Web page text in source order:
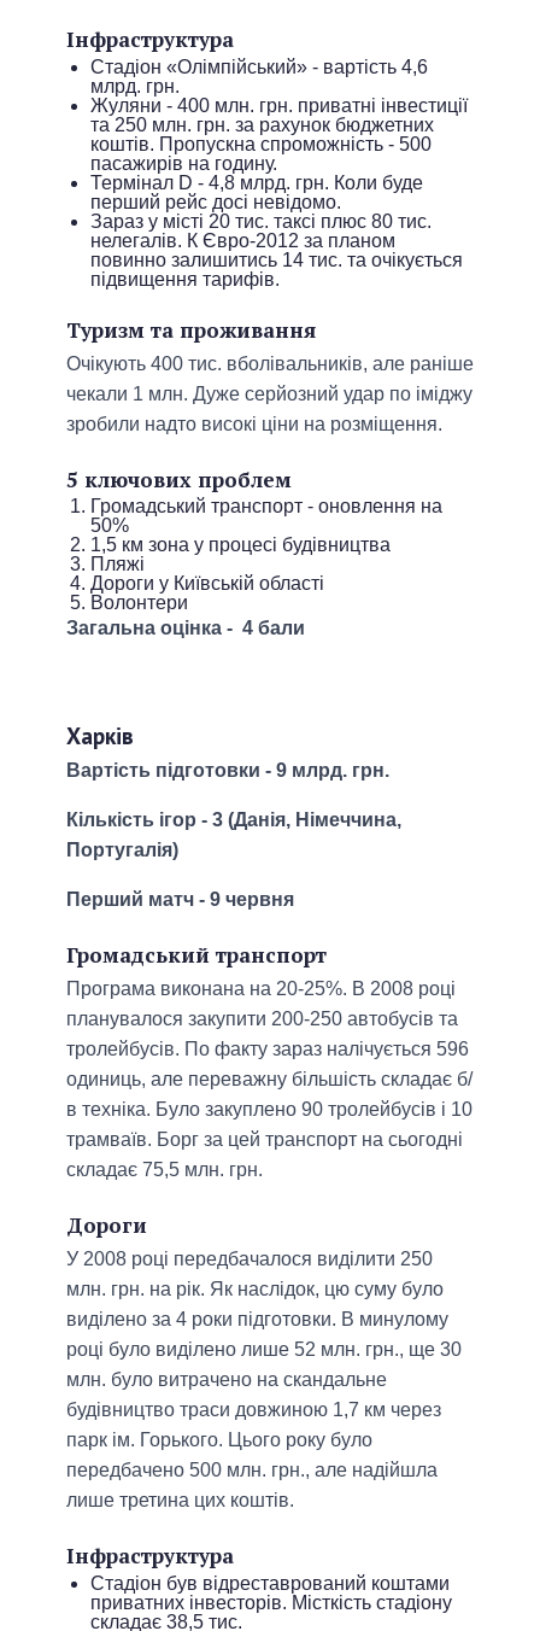
Інфраструктура
Стадіон «Олімпійський» - вартість 4,6
млрд. грн.
Жуляни - 400 млн. грн. приватні інвестиції
та 250 млн. грн. за рахунок бюджетних
коштів. Пропускна спроможність - 500
пасажирів на годину.
Термінал D - 4,8 млрд. грн. Коли буде
перший рейс досі невідомо.
Зараз у місті 20 тис. таксі плюс 80 тис.
нелегалів. К Євро-2012 за планом
повинно залишитись 14 тис. та очікується
підвищення тарифів.
Туризм та проживання
Очікують 400 тис. вболівальників, але раніше
чекали 1 млн. Дуже серйозний удар по іміджу
зробили надто високі ціни на розміщення.
5 ключових проблем
Громадський транспорт - оновлення на
50%
1,5 км зона у процесі будівництва
Пляжі
Дороги у Київській області
Волонтери
Загальна оцінка - 4 бали
Харків
Вартість підготовки - 9 млрд. грн.
Кількість ігор - 3 (Данія, Німеччина,
Португалія)
Перший матч - 9 червня
Громадський транспорт
Програма виконана на 20-25%. В 2008 році
планувалося закупити 200-250 автобусів та
тролейбусів. По факту зараз налічується 596
одиниць, але переважну більшість складає б/
в техніка. Було закуплено 90 тролейбусів і 10
трамваїв. Борг за цей транспорт на сьогодні
складає 75,5 млн. грн.
Дороги
У 2008 році передбачалося виділити 250
млн. грн. на рік. Як наслідок, цю суму було
виділено за 4 роки підготовки. В минулому
році було виділено лише 52 млн. грн., ще 30
млн. було витрачено на скандальне
будівництво траси довжиною 1,7 км через
парк ім. Горького. Цього року було
передбачено 500 млн. грн., але надійшла
лише третина цих коштів.
Інфраструктура
Стадіон був відреставрований коштами
приватних інвесторів. Місткість стадіону
складає 38,5 тис.